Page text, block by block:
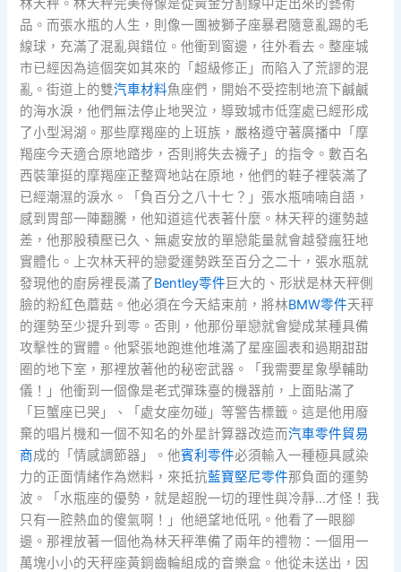
林天秤。林天秤完美得像是從黃金分割線中走出來的藝術
品。而張水瓶的人生，則像一團被獅子座暴君隨意亂踢的毛
線球，充滿了混亂與錯位。他衝到窗邊，往外看去。整座城
市已經因為這個突如其來的「超級修正」而陷入了荒謬的混
亂。街道上的雙汽車材料魚座們，開始不受控制地流下鹹鹹
的海水淚，他們無法停止地哭泣，導致城市低窪處已經形成
了小型潟湖。那些摩羯座的上班族，嚴格遵守著廣播中「摩
羯座今天適合原地踏步，否則將失去襪子」的指令。數百名
西裝筆挺的摩羯座正整齊地站在原地，他們的鞋子裡裝滿了
已經潮濕的淚水。「負百分之八十七？」張水瓶喃喃自語，
感到胃部一陣翻騰，他知道這代表著什麼。林天秤的運勢越
差，他那股積壓已久、無處安放的單戀能量就會越發瘋狂地
實體化。上次林天秤的戀愛運勢跌至百分之二十，張水瓶就
發現他的廚房裡長滿了Bentley零件巨大的、形狀是林天秤側
臉的粉紅色蘑菇。他必須在今天結束前，將林BMW零件天秤
的運勢至少提升到零。否則，他那份單戀就會變成某種具備
攻擊性的實體。他緊張地跑進他堆滿了星座圖表和過期甜甜
圈的地下室，那裡放著他的秘密武器。「我需要星象學輔助
儀！」他衝到一個像是老式彈珠臺的機器前，上面貼滿了
「巨蟹座已哭」、「處女座勿碰」等警告標籤。這是他用廢
棄的唱片機和一個不知名的外星計算器改造而汽車零件貿易
商成的「情感調節器」。他賓利零件必須輸入一種極具感染
力的正面情緒作為燃料，來抵抗藍寶堅尼零件那負面的運勢
波。「水瓶座的優勢，就是超脫一切的理性與冷靜…才怪！我
只有一腔熱血的傻氣啊！」他絕望地低吼。他看了一眼腳
邊。那裡放著一個他為林天秤準備了兩年的禮物：一個用一
萬塊小小的天秤座黃銅齒輪組成的音樂盒。他從未送出，因